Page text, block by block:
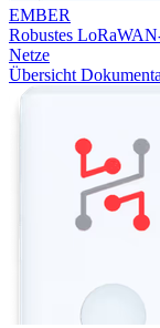
EMBER
Robustes
Netze
Übersicht